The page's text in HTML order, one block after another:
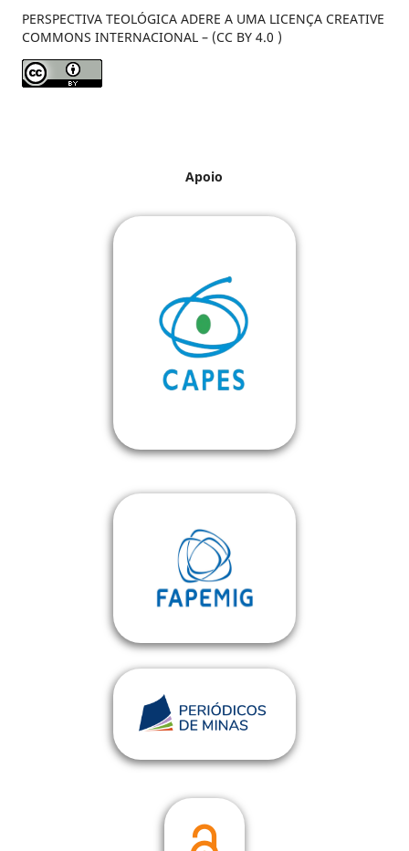
PERSPECTIVA TEOLÓGICA ADERE A UMA LICENÇA CREATIVE
COMMONS INTERNACIONAL – (CC BY 4.0 )
Apoio